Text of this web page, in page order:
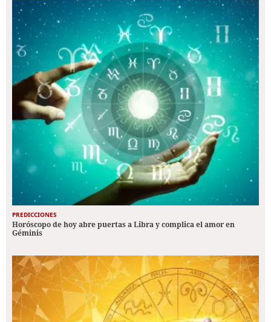
PREDICCIONES
Horóscopo de hoy abre puertas a Libra y complica el amor en
Géminis